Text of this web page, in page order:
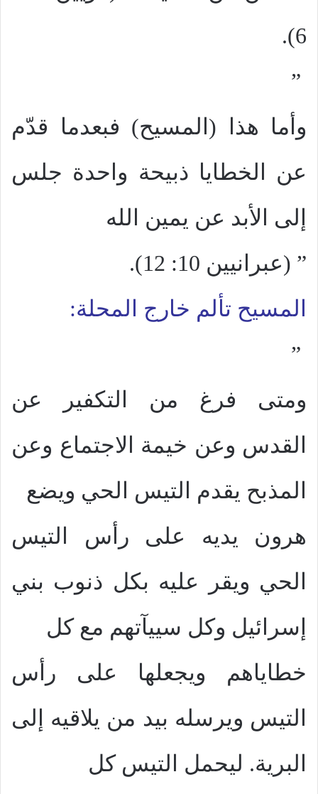
6).
”
وأما هذا (المسيح) فبعدما قدّم
عن الخطايا ذبيحة واحدة جلس
إلى الأبد عن يمين الله
” (عبرانيين 10: 12).
المسيح تألم خارج المحلة:
”
ومتى فرغ من التكفير عن
القدس وعن خيمة الاجتماع وعن
المذبح يقدم التيس الحي ويضع
هرون يديه على رأس التيس
الحي ويقر عليه بكل ذنوب بني
إسرائيل وكل سييآتهم مع كل
خطاياهم ويجعلها على رأس
التيس ويرسله بيد من يلاقيه إلى
البرية. ليحمل التيس كل